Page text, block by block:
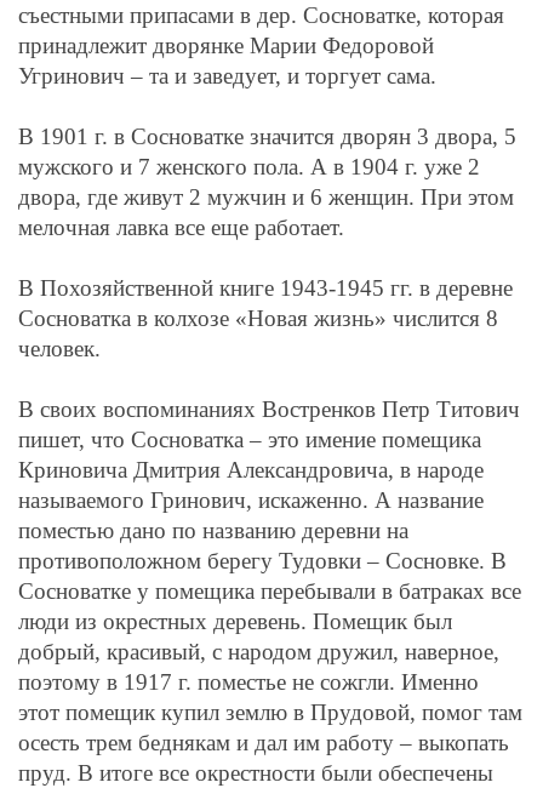
съестными припасами в дер. Сосноватке, которая
принадлежит дворянке Марии Федоровой
Угринович – та и заведует, и торгует сама.
В 1901 г. в Сосноватке значится дворян 3 двора, 5
мужского и 7 женского пола. А в 1904 г. уже 2
двора, где живут 2 мужчин и 6 женщин. При этом
мелочная лавка все еще работает.
В Похозяйственной книге 1943-1945 гг. в деревне
Сосноватка в колхозе «Новая жизнь» числится 8
человек.
В своих воспоминаниях Востренков Петр Титович
пишет, что Сосноватка – это имение помещика
Криновича Дмитрия Александровича, в народе
называемого Гринович, искаженно. А название
поместью дано по названию деревни на
противоположном берегу Тудовки – Сосновке. В
Сосноватке у помещика перебывали в батраках все
люди из окрестных деревень. Помещик был
добрый, красивый, с народом дружил, наверное,
поэтому в 1917 г. поместье не сожгли. Именно
этот помещик купил землю в Прудовой, помог там
осесть трем беднякам и дал им работу – выкопать
пруд. В итоге все окрестности были обеспечены